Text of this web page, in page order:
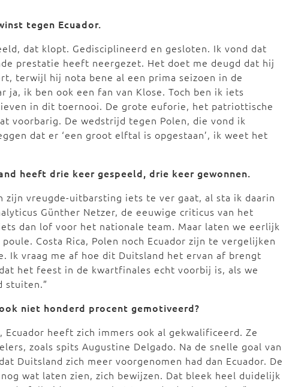
tegen Ecuador.
dat klopt. Gedisciplineerd en gesloten. Ik vond dat
prestatie heeft neergezet. Het doet me deugd dat hij
terwijl hij nota bene al een prima seizoen in de
ja, ik ben ook een fan van Klose. Toch ben ik iets
in dit toernooi. De grote euforie, het patriottische
voorbarig. De wedstrijd tegen Polen, die vond ik
dat er ‘een groot elftal is opgestaan’, ik weet het
heeft drie keer gespeeld, drie keer gewonnen.
zijn vreugde-uitbarsting iets te ver gaat, al sta ik daarin
Günther Netzer, de eeuwige criticus van het
dan lof voor het nationale team. Maar laten we eerlijk
Costa Rica, Polen noch Ecuador zijn te vergelijken
Ik vraag me af hoe dit Duitsland het ervan af brengt
het feest in de kwartfinales echt voorbij is, als we
stuiten.”
niet honderd procent gemotiveerd?
Ecuador heeft zich immers ook al gekwalificeerd. Ze
zoals spits Augustine Delgado. Na de snelle goal van
Duitsland zich meer voorgenomen had dan Ecuador. De
wat laten zien, zich bewijzen. Dat bleek heel duidelijk